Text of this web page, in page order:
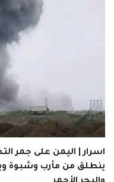
اسرار | اليمن على جمر
ينطلق من مأرب وشبوة